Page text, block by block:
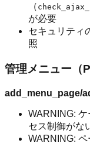
（
が必要
セキュリティ
照
管理メニュー（
add_menu_page/
WARNING:
セス制御がな
WARNING: